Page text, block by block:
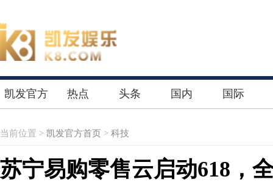
凯发官方 热点 头条 国内 国际
当前位置 > 凯发官方首页 > 科技
苏宁易购零售云启动618，